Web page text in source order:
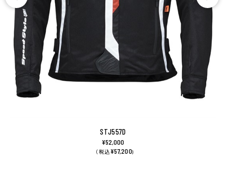
STJ557D
¥52,000
（ 税込¥57,200)